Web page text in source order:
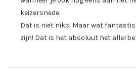
keizersnede.
Dat is niet niks! Maar wat
zijn! Dat is het absoluut het